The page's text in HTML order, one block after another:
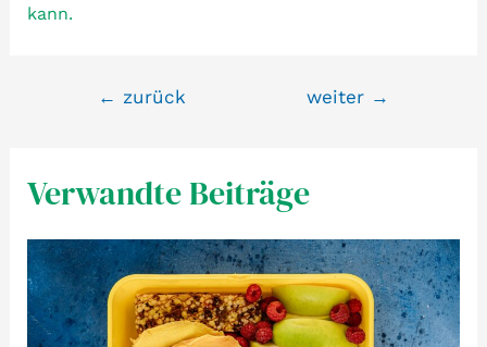
kann.
Beitragsnavigation
← zurück weiter →
Verwandte Beiträge